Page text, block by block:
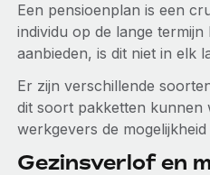
Een pensioenplan is een
individu op de lange
aanbieden, is dit niet in elk
Er zijn verschillende
dit soort pakketten kunnen
werkgevers de
Gezinsverlof en